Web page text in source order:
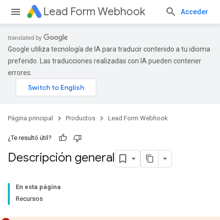
Lead Form Webhook Acceder
Google utiliza tecnología de IA para traducir contenido a tu idioma
preferido. Las traducciones realizadas con IA pueden contener
errores.
Página principal Productos Lead Form Webhook
¿Te resultó útil?
Descripción general
En esta página
Recursos